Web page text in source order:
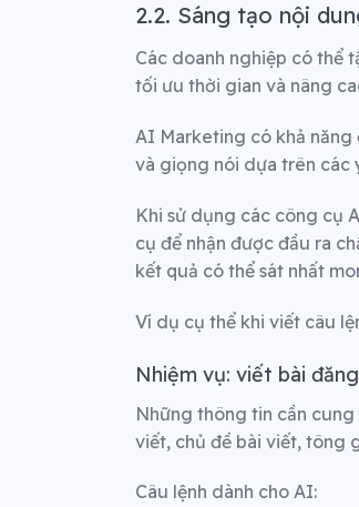
2.2. Sáng tạo nội
Các doanh nghiệp có thể
tối ưu thời gian và nâng
AI Marketing có khả năng
và giọng nói dựa trên các
Khi sử dụng các công cụ
cụ để nhận được đầu ra
kết quả có thể sát nhất
Ví dụ cụ thể khi viết câu
Nhiệm vụ: viết bài
Những thông tin cần
viết, chủ đề bài viết, tông
Câu lệnh dành cho AI: